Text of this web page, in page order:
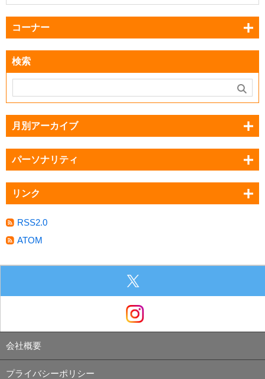
コーナー
検索
月別アーカイブ
パーソナリティ
リンク
RSS2.0
ATOM
会社概要
プライバシーポリシー